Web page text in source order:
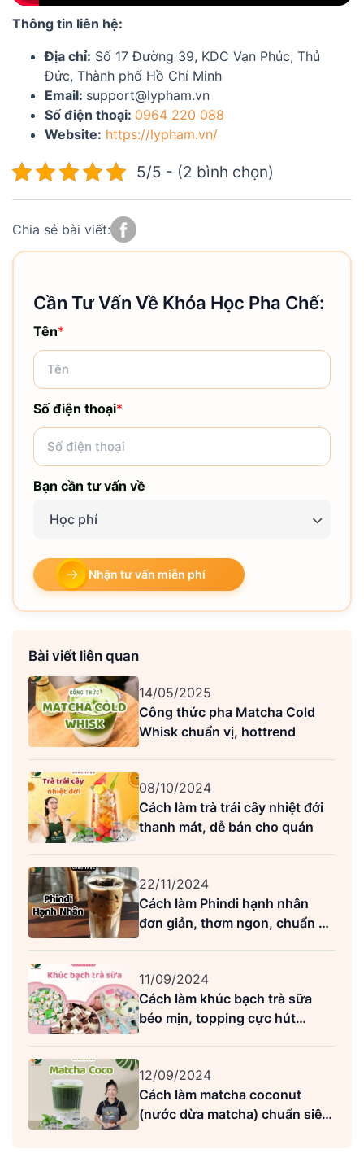
Thông tin liên hệ:
Địa chỉ: Số 17 Đường 39, KDC Vạn Phúc, Thủ
Đức, Thành phố Hồ Chí Minh
Email: support@lypham.vn
Số điện thoại: 0964 220 088
Website: https://lypham.vn/
5/5 - (2 bình chọn)
Chia sẻ bài viết:
Cần Tư Vấn Về Khóa Học Pha Chế:
Tên*
Số điện thoại*
Bạn cần tư vấn về
Học phí
Nhận tư vấn miễn phí
Bài viết liên quan
14/05/2025
Công thức pha Matcha Cold
Whisk chuẩn vị, hottrend
08/10/2024
Cách làm trà trái cây nhiệt đới
thanh mát, dễ bán cho quán
22/11/2024
Cách làm Phindi hạnh nhân
đơn giản, thơm ngon, chuẩn vị
11/09/2024
Cách làm khúc bạch trà sữa
béo mịn, topping cực hút
12/09/2024
Cách làm matcha coconut
(nước dừa matcha) chuẩn siêu